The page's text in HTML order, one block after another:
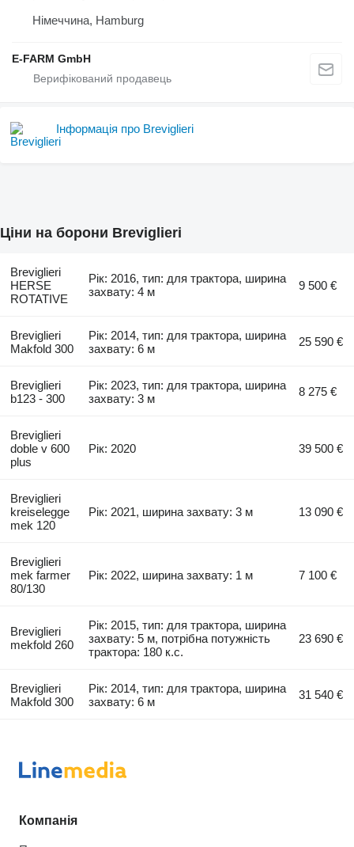
Німеччина, Hamburg
E-FARM GmbH
Інформація про Breviglieri
Ціни на борони Breviglieri
Breviglieri
HERSE
ROTATIVE
Рік: 2016, тип: для трактора, ширина
захвату: 4 м
9 500 €
Breviglieri
Makfold 300
Рік: 2014, тип: для трактора, ширина
захвату: 6 м
25 590 €
Breviglieri
b123 - 300
Рік: 2023, тип: для трактора, ширина
захвату: 3 м
8 275 €
Breviglieri
doble v 600
plus
Рік: 2020 39 500 €
Breviglieri
kreiselegge
mek 120
Рік: 2021, ширина захвату: 3 м 13 090 €
Breviglieri
mek farmer
80/130
Рік: 2022, ширина захвату: 1 м 7 100 €
Breviglieri
mekfold 260
Рік: 2015, тип: для трактора, ширина
захвату: 5 м, потрібна потужність
трактора: 180 к.с.
23 690 €
Breviglieri
Makfold 300
Рік: 2014, тип: для трактора, ширина
захвату: 6 м
31 540 €
Компанія